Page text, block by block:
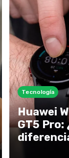
Tecnología
Huawei
GT5 Pro: